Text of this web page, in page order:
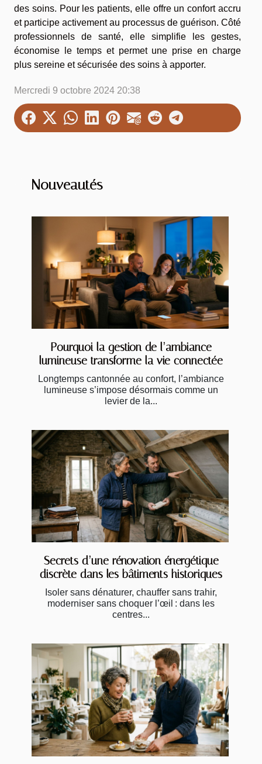
des soins. Pour les patients, elle offre un confort accru
et participe activement au processus de guérison. Côté
professionnels de santé, elle simplifie les gestes,
économise le temps et permet une prise en charge
plus sereine et sécurisée des soins à apporter.
Mercredi 9 octobre 2024 20:38
Nouveautés
Pourquoi la gestion de l’ambiance
lumineuse transforme la vie connectée
Longtemps cantonnée au confort, l’ambiance
lumineuse s’impose désormais comme un
levier de la...
Secrets d’une rénovation énergétique
discrète dans les bâtiments historiques
Isoler sans dénaturer, chauffer sans trahir,
moderniser sans choquer l’œil : dans les
centres...